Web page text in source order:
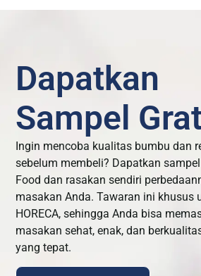
Dapatkan
Sampel
Ingin mencoba kualitas bumbu dan
sebelum membeli? Dapatkan
Food dan rasakan sendiri
masakan Anda. Tawaran ini khusus
HORECA, sehingga Anda bisa
masakan sehat, enak, dan
yang tepat.